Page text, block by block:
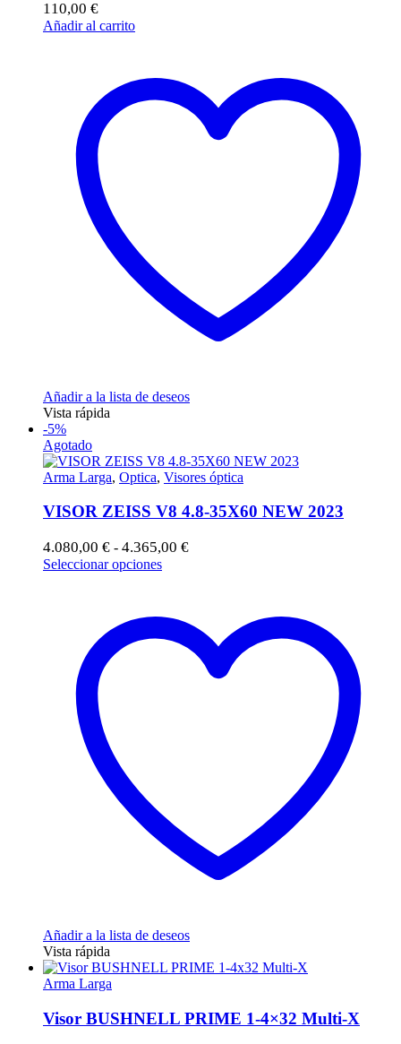
110,00 €
Añadir al carrito
Añadir a la lista de deseos
Vista rápida
-5%
Agotado
Arma Larga, Optica, Visores óptica
VISOR ZEISS V8 4.8-35X60 NEW 2023
4.080,00 € - 4.365,00 €
hasta
4.365,00 €
Seleccionar opcionesEste
variantes.
Las
opciones
Añadir a la lista de deseos
Vista rápida
Arma Larga
Visor BUSHNELL PRIME 1-4×32 Multi-X